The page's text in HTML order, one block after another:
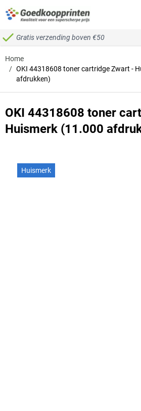
Ga naar de inhoud
Gratis verzending boven €50
Home
/ OKI 44318608 toner cartridge Zwart -
afdrukken)
OKI 44318608 toner
Huismerk (11.000
Huismerk